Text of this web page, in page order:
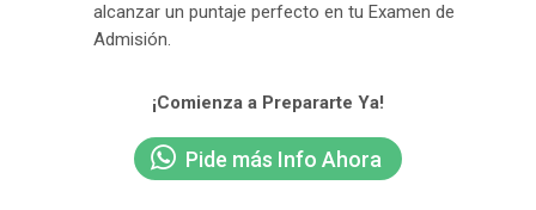
alcanzar un puntaje perfecto en tu Examen de
Admisión.
¡Comienza a Prepararte Ya!
Pide más Info Ahora